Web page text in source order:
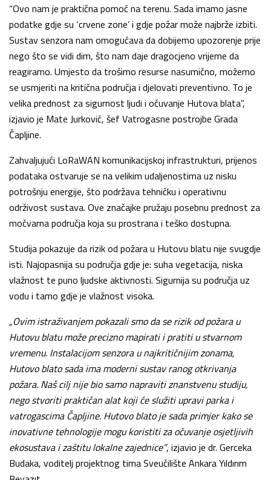
“Ovo nam je praktična pomoć na terenu. Sada imamo jasne
podatke gdje su ‘crvene zone’ i gdje požar može najbrže izbiti.
Sustav senzora nam omogućava da dobijemo upozorenje prije
nego što se vidi dim, što nam daje dragocjeno vrijeme da
reagiramo. Umjesto da trošimo resurse nasumično, možemo
se usmjeriti na kritična područja i djelovati preventivno. To je
velika prednost za sigurnost ljudi i očuvanje Hutova blata”,
izjavio je Mate Jurković, šef Vatrogasne postrojbe Grada
Čapljine.
Zahvaljujući LoRaWAN komunikacijskoj infrastrukturi, prijenos
podataka ostvaruje se na velikim udaljenostima uz nisku
potrošnju energije, što podržava tehničku i operativnu
održivost sustava. Ove značajke pružaju posebnu prednost za
močvarna područja koja su prostrana i teško dostupna.
Studija pokazuje da rizik od požara u Hutovu blatu nije svugdje
isti. Najopasnija su područja gdje je: suha vegetacija, niska
vlažnost te puno ljudske aktivnosti. Sigurnija su područja uz
vodu i tamo gdje je vlažnost visoka.
„Ovim istraživanjem pokazali smo da se rizik od požara u
Hutovu blatu može precizno mapirati i pratiti u stvarnom
vremenu. Instalacijom senzora u najkritičnijim zonama,
Hutovo blato sada ima moderni sustav ranog otkrivanja
požara. Naš cilj nije bio samo napraviti znanstvenu studiju,
nego stvoriti praktičan alat koji će služiti upravi parka i
vatrogascima Čapljine. Hutovo blato je sada primjer kako se
inovativne tehnologije mogu koristiti za očuvanje osjetljivih
ekosustava i zaštitu lokalne zajednice”, izjavio je dr. Gerceka
Budaka, voditelj projektnog tima Sveučilište Ankara Yıldırım